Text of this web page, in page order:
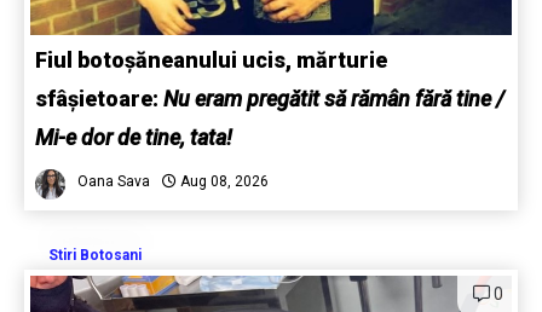
Fiul botoșăneanului ucis, mărturie
sfâșietoare: Nu eram pregătit să rămân fără tine /
Mi-e dor de tine, tata!
Oana Sava Aug 08, 2026
Stiri Botosani
0